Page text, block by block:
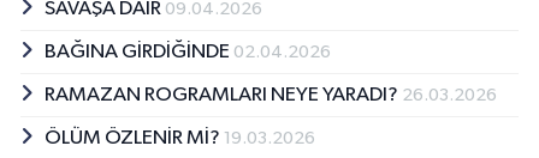
SAVAŞA DAİR 09.04.2026
BAĞINA GİRDİĞİNDE 02.04.2026
RAMAZAN ROGRAMLARI NEYE YARADI? 26.03.2026
ÖLÜM ÖZLENİR Mİ? 19.03.2026